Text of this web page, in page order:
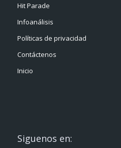
Hit Parade
Infoanálisis
Políticas de privacidad
Contáctenos
Inicio
Siguenos en: